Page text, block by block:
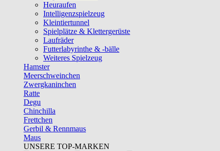
Heuraufen
Intelligenzspielzeug
Kleintiertunnel
Spielplätze & Klettergerüste
Laufräder
Futterlabyrinthe & -bälle
Weiteres Spielzeug
Hamster
Meerschweinchen
Zwergkaninchen
Ratte
Degu
Chinchilla
Frettchen
Gerbil & Rennmaus
Maus
UNSERE TOP-MARKEN